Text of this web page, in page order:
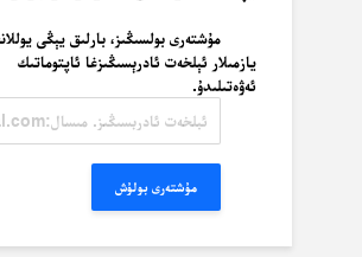
مۇشتەرى بولسىڭىز، بارلىق يېڭى
يازمىلار ئېلخەت ئادرېسىڭىزغا ئاپتوماتىك
ئەۋەتىلىدۇ.
ئادرېسىڭىز.
مۇشتەرى بولۇش